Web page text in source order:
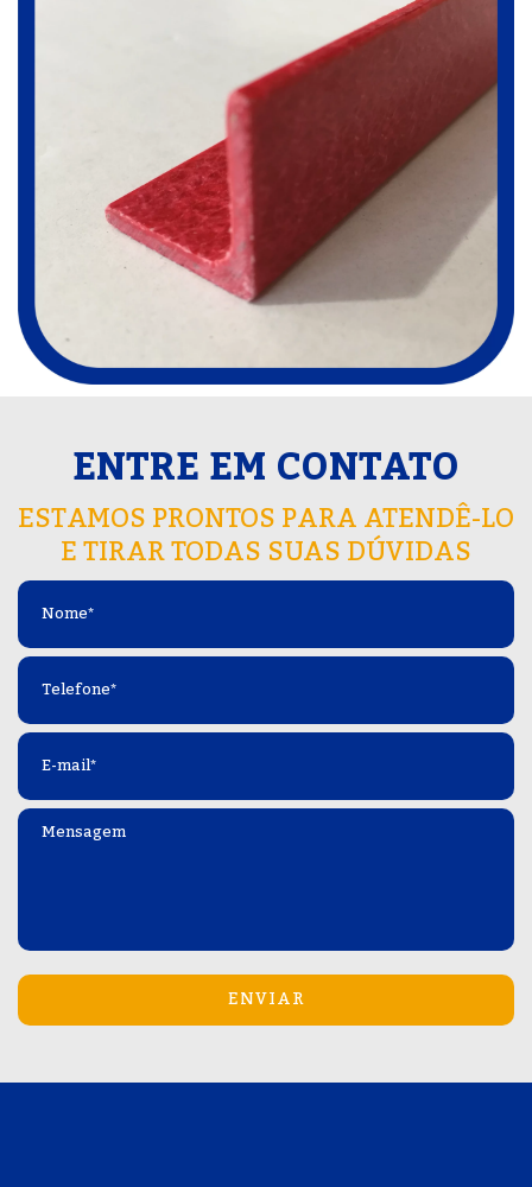
ENTRE EM CONTATO
ESTAMOS PRONTOS PARA ATENDÊ-LO
E TIRAR TODAS SUAS DÚVIDAS
Nome *
Telefone *
E-
mail *
Mensagem *